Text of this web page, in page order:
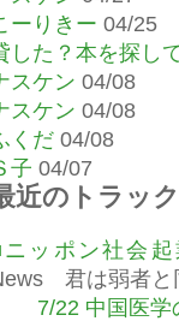
ーりきー 04/25
した？本を探し
スケン 04/08
スケン 04/08
くだ 04/08
子 04/07
近のトラッ
ッポン社会
君は弱者と
7/22 中国医